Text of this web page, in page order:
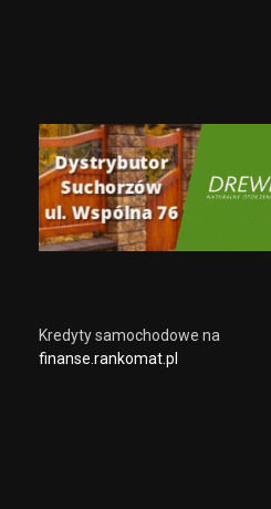
Kredyty samochodowe na
finanse.rankomat.pl